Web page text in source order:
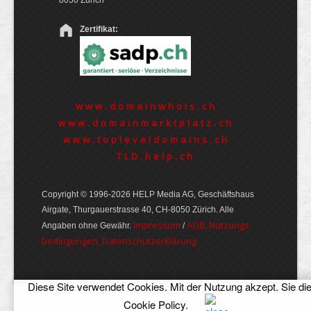
Zertifikat:
www.domainwhois.ch
www.domainmarktplatz.ch
www.topleveldomains.ch
TLD.help.ch
Copyright © 1996-2026 HELP Media AG, Geschäftshaus
Airgate, Thurgauer­strasse 40, CH-8050 Zürich. Alle
Angaben ohne Gewähr. Im­pres­sum /AGB, Nut­zungs­
bedin­gungen, Daten­schutz­er­klärung
Diese Site verwendet Cookies. Mit der Nutzung akzept. Sie die
Cookie Policy.